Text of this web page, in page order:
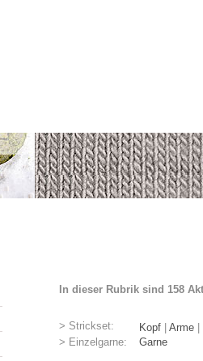
In dieser Rubrik sind 158
> Strickset: Kopf Arme
> Einzelgarne:
Garne